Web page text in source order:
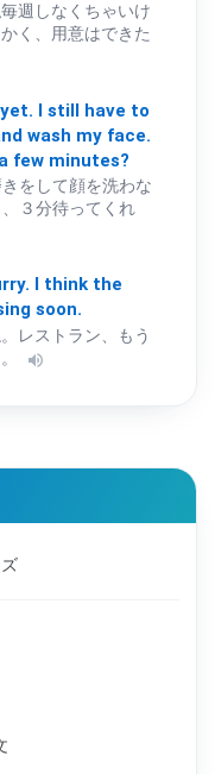
週しなくちゃいけ
く、用意はできた
yet. I still have to
wash my face.
a few minutes?
をして顔を洗わな
３分待ってくれ
think the
soon.
レストラン、もう
volume_up